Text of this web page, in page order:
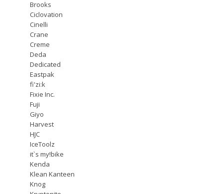
Brooks
Ciclovation
Cinelli
Crane
Creme
Deda
Dedicated
Eastpak
fi'zi:k
Fixie Inc.
Fuji
Giyo
Harvest
HJC
IceToolz
it`s my!bike
Kenda
Klean Kanteen
Knog